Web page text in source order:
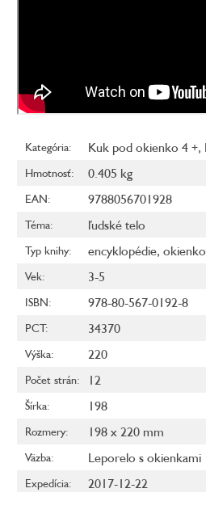
Kategória: Kuk pod okienko 4 +,
Hmotnosť: 0.405 kg
EAN: 9788056701928
Téma: ľudské telo
Typ knihy: encyklopédie,
Vek: 3-5
ISBN: 978-80-567-0192-8
PCT: 34370
Výška: 220
Počet strán: 12
Šírka: 198
Rozmery: 198 x 220 mm
Väzba: Leporelo s okienkami
Expedícia: 2017-12-22